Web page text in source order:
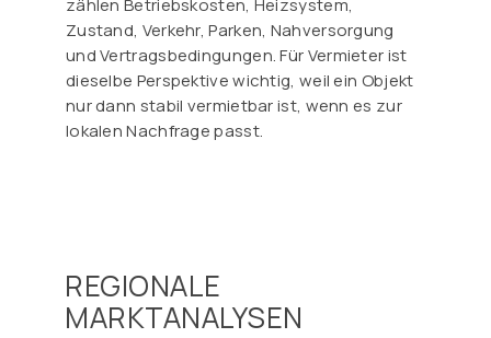
zählen Betriebskosten, Heizsystem,
Zustand, Verkehr, Parken, Nahversorgung
und Vertragsbedingungen. Für Vermieter ist
dieselbe Perspektive wichtig, weil ein Objekt
nur dann stabil vermietbar ist, wenn es zur
lokalen Nachfrage passt.
REGIONALE
MARKTANALYSEN